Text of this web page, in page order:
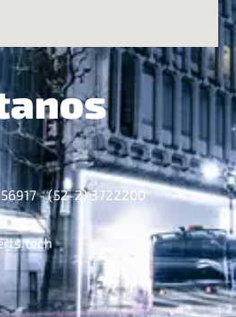
- (52-2) 3722200